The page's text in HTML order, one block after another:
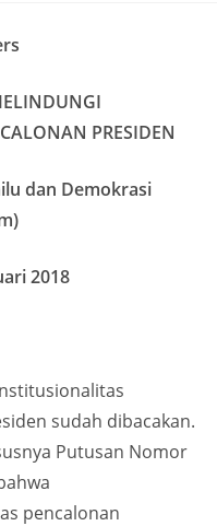
PRESIDEN
dan Demokrasi
2018
sudah dibacakan.
Putusan Nomor
pencalonan